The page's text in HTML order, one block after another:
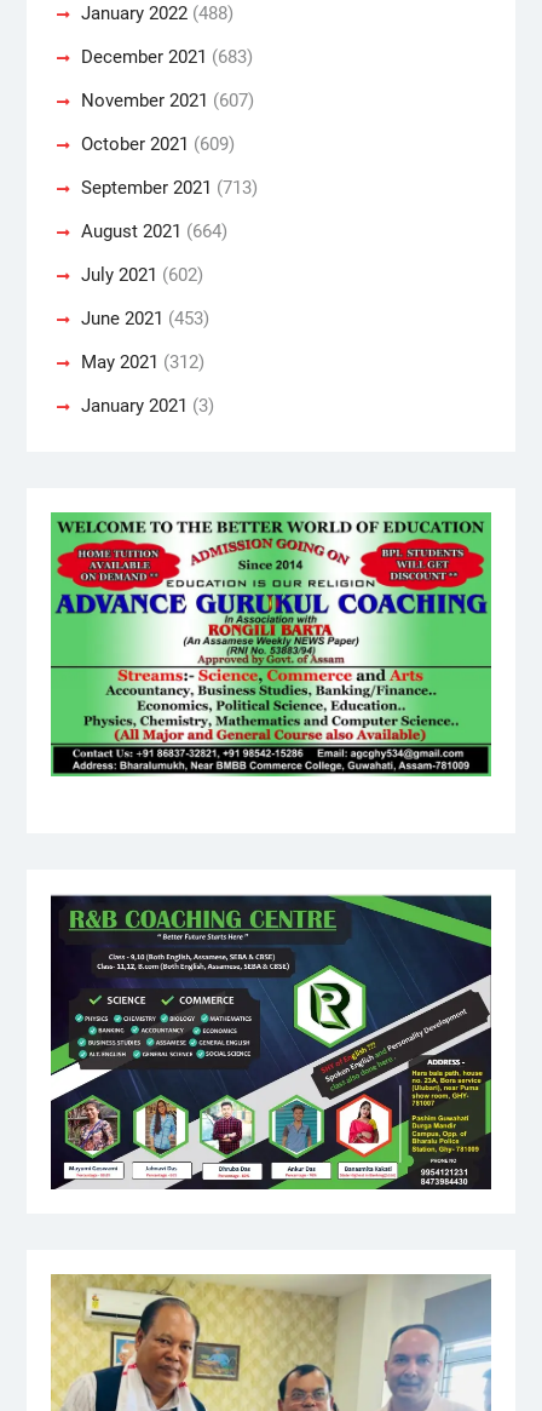
January 2022(488)
December 2021 (683)
November 2021 (607)
October 2021 (609)
September 2021 (713)
August 2021 (664)
July 2021 (602)
June 2021 (453)
May 2021 (312)
January 2021 (3)